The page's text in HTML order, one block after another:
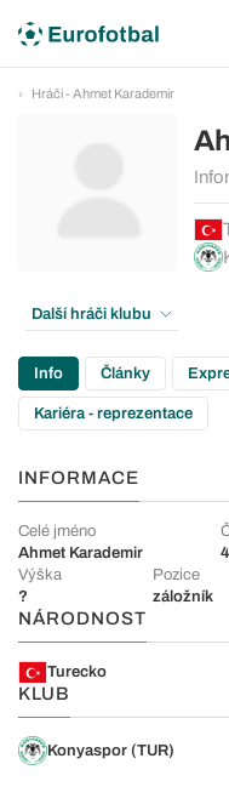
Hráči - Ahmet Karademir
Další hráči klubu
Info Články
Kariéra - reprezentace
INFORMACE
Celé jméno
Ahmet Karademir
Výška
?
Pozice
záložník
NÁRODNOST
Turecko
KLUB
Konyaspor (TUR)